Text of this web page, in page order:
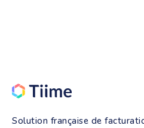
Solution française de